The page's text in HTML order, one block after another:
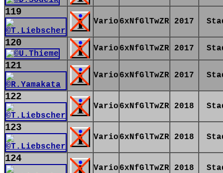
119
Vario 6xNfGlTwZR 2017
120 Vario 6xNfGlTwZR 2017
121
Vario 6xNfGlTwZR 2017
122
Vario 6xNfGlTwZR 2018
123
Vario 6xNfGlTwZR 2018
124
Vario 6xNfGlTwZR 2018